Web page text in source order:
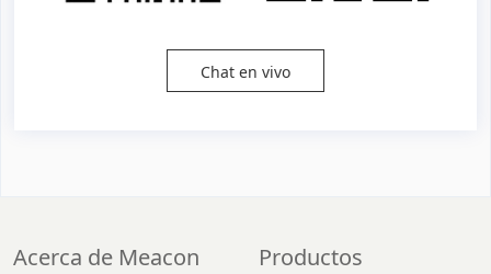
Chat en vivo
Acerca de Meacon Productos